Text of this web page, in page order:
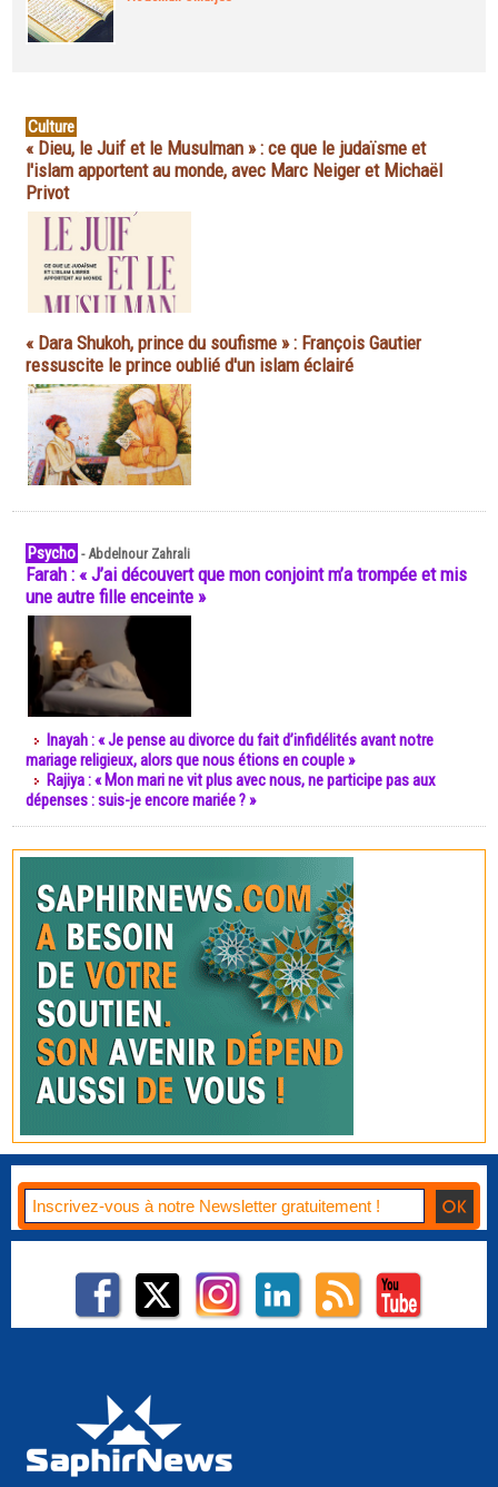
Culture
« Dieu, le Juif et le Musulman » : ce que le judaïsme et
l'islam apportent au monde, avec Marc Neiger et Michaël
Privot
« Dara Shukoh, prince du soufisme » : François Gautier
ressuscite le prince oublié d'un islam éclairé
Psycho -Abdelnour Zahrali
Farah : « J’ai découvert que mon conjoint m’a trompée et mis
une autre fille enceinte »
Inayah : « Je pense au divorce du fait d’infidélités avant notre
mariage religieux, alors que nous étions en couple »
Rajiya : « Mon mari ne vit plus avec nous, ne participe pas aux
dépenses : suis-je encore mariée ? »